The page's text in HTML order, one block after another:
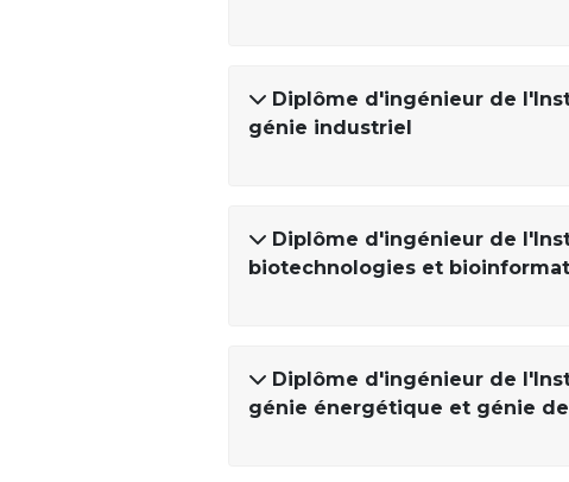
Diplôme d'ingénieur de
génie industriel
Diplôme d'ingénieur de
biotechnologies et
Diplôme d'ingénieur de
génie énergétique et génie